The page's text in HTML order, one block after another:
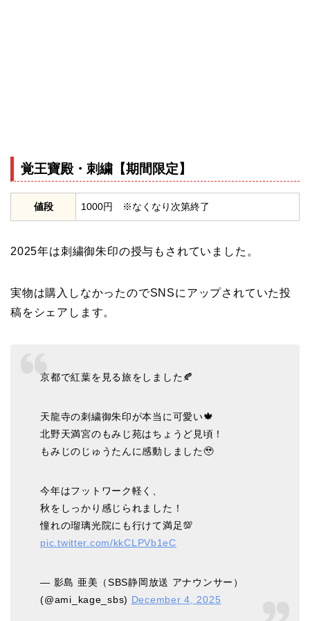
覚王寶殿・刺繍【期間限定】
値段 1000円 ※なくなり次第終了
2025年は刺繍御朱印の授与もされていました。
実物は購入しなかったのでSNSにアップされていた投
稿をシェアします。
京都で紅葉を見る旅をしました🍂
天龍寺の刺繍御朱印が本当に可愛い🍁
北野天満宮のもみじ苑はちょうど見頃！
もみじのじゅうたんに感動しました🥹
今年はフットワーク軽く、
秋をしっかり感じられました！
憧れの瑠璃光院にも行けて満足💯
pic.twitter.com/kkCLPVb1eC
— 影島 亜美（SBS静岡放送 アナウンサー）
(@ami_kage_sbs) December 4, 2025